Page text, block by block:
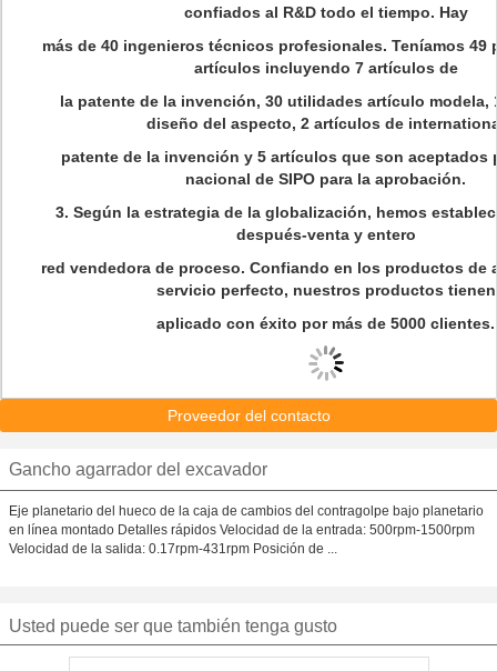
confiados al R&D todo el tiempo. Hay
más de 40 ingenieros técnicos profesionales. Teníamos 49
artículos incluyendo 7 artículos de
la patente de la invención, 30 utilidades artículo modela,
diseño del aspecto, 2 artículos de
patente de la invención y 5 artículos que son aceptados
nacional de SIPO para la aprobación.
3. Según la estrategia de la globalización, hemos
después-venta y entero
red vendedora de proceso. Confiando en los productos de
servicio perfecto, nuestros productos tienen
aplicado con éxito por más de 5000 clientes.
Proveedor del contacto
Gancho agarrador del excavador
Eje planetario del hueco de la caja de cambios del contragolpe bajo planetario
en línea montado Detalles rápidos Velocidad de la entrada: 500rpm-1500rpm
Velocidad de la salida: 0.17rpm-431rpm Posición de ...
Usted puede ser que también tenga gusto